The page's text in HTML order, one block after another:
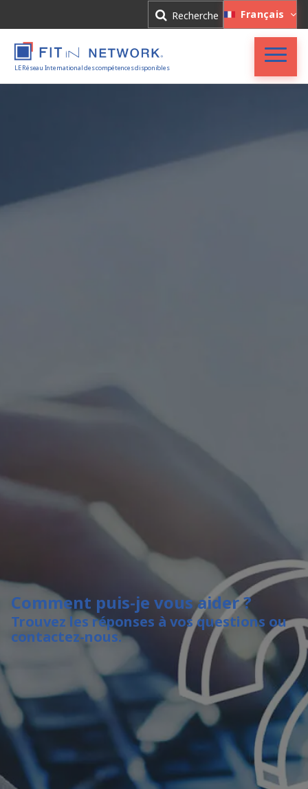
Recherche Français
LE Réseau International des compétences disponibles
Accueil
Experts
Connexion
Inscription
Comment puis-je vous aider ?
Trouvez les réponses à vos questions ou
contactez-nous.